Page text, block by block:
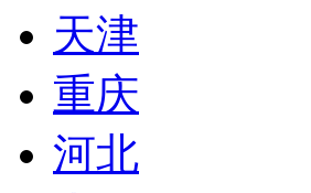
天津
重庆
河北